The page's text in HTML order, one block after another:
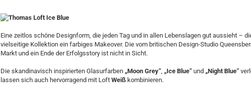
Eine zeitlos schöne Designform, die jeden Tag und in allen Lebenslagen gut aussieht –
vielseitige Kollektion ein farbiges Makeover. Die vom britischen Design-Studio
Markt und ein Ende der Erfolgsstory ist nicht in Sicht.
Die skandinavisch inspirierten Glasurfarben „Moon Grey“, „Ice Blue“und „Night Blue“
lassen sich auch hervorragend mit Loft Weiß kombinieren.